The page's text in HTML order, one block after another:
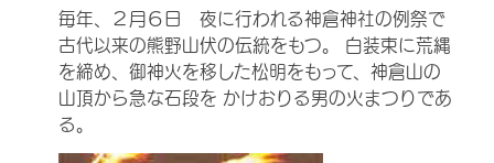
毎年、２月６日 夜に行われる神倉神社の例祭で
古代以来の熊野山伏の伝統をもつ。 白装束に荒縄
を締め、御神火を移した松明をもって、神倉山の
山頂から急な石段を かけおりる男の火まつりであ
る。